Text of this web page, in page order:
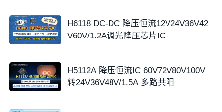
H6118 DC-DC 降压恒流12V24V36V42
V60V/1.2A调光降压芯片IC
H5112A 降压恒流IC 60V72V80V100V
转24V36V48V/1.5A 多路共阳